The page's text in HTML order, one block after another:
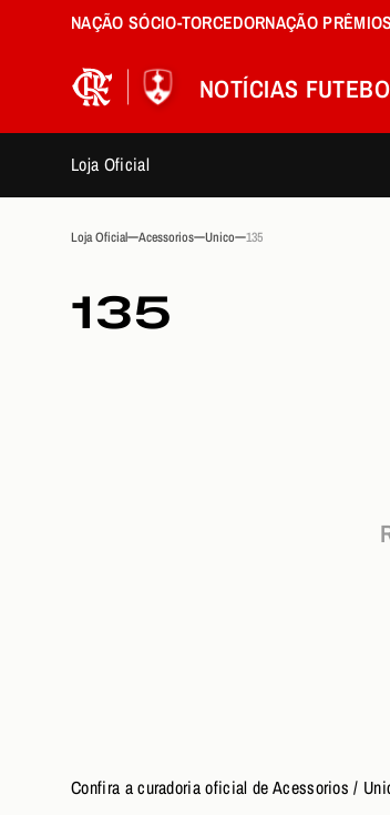
NAÇÃO SÓCIO-TORCEDORNAÇÃO PRÊMIOS
NOTÍCIAS
Loja Oficial
Loja Oficial Acessorios Unico 135
135
Confira a curadoria oficial de Acessorios /